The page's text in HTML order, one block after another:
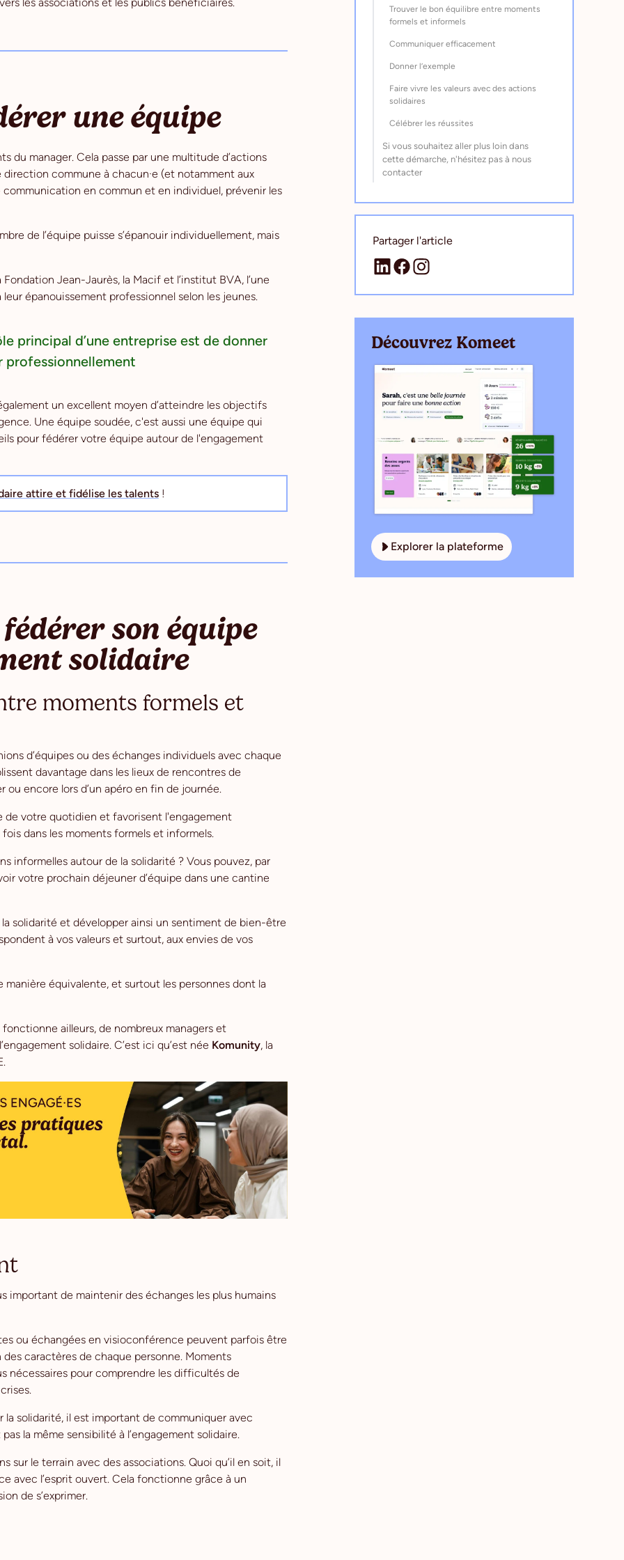
une équipe
du manager. Cela passe par une multitude d’actions
commune à chacun·e (et notamment aux
en commun et en individuel, prévenir les
de l’équipe puisse s’épanouir individuellement, mais
Fondation Jean-Jaurès, la Macif et l’institut BVA, l’une
épanouissement professionnel selon les jeunes.
principal d’une entreprise est de donner
professionnellement
un excellent moyen d’atteindre les objectifs
Une équipe soudée, c'est aussi une équipe qui
pour fédérer votre équipe autour de l'engagement
attire et fidélise les talents!
son équipe
solidaire
moments formels et
d’équipes ou des échanges individuels avec chaque
davantage dans les lieux de rencontres de
ou encore lors d’un apéro en fin de journée.
de votre quotidien et favorisent l'engagement
dans les moments formels et informels.
informelles autour de la solidarité ? Vous pouvez, par
votre prochain déjeuner d’équipe dans une cantine
solidarité et développer ainsi un sentiment de bien-être
à vos valeurs et surtout, aux envies de vos
manière équivalente, et surtout les personnes dont la
ailleurs, de nombreux managers et
solidaire. C’est ici qu’est née Komunity, la
important de maintenir des échanges les plus humains
ou échangées en visioconférence peuvent parfois être
caractères de chaque personne. Moments
nécessaires pour comprendre les difficultés de
solidarité, il est important de communiquer avec
la même sensibilité à l’engagement solidaire.
sur le terrain avec des associations. Quoi qu’il en soit, il
avec l’esprit ouvert. Cela fonctionne grâce à un
de s’exprimer.
Trouver le bon équilibre entre moments
formels et informels
Communiquer efficacement
Donner l’exemple
Faire vivre les valeurs avec des actions
solidaires
Célébrer les réussites
Si vous souhaitez aller plus loin dans
cette démarche, n'hésitez pas à nous
contacter
Partager l'article
Découvrez Komeet
Explorer la plateforme